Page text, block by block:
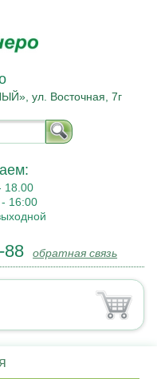
ул. Восточная, 7г
18.00
16:00
88 обратная связь